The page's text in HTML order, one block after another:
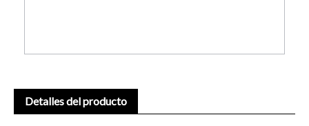
Detalles del producto